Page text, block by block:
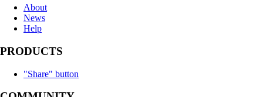
About
News
Help
PRODUCTS
"Share" button